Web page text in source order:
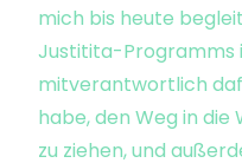
mich bis heute
Justitita-Programms
mitverantwortlich
habe, den Weg in
zu ziehen, und